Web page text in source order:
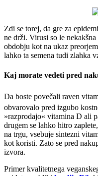
Zdi se torej, da gre za
ne drži. Virusi so le
obdobju kot na ukaz
lahko ta semena tudi zlahka
Kaj morate vedeti pred
Da boste povečali raven
obvarovalo pred izgubo
»razprodajo« vitamina D ali
drugem se lahko hitro
na trgu, vsebuje sintezni
kot koristi. Zato se pred
izvora.
Primer kvalitetnega